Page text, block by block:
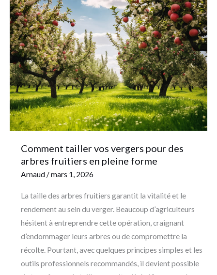
Comment tailler vos vergers pour des
arbres fruitiers en pleine forme
Arnaud/mars 1, 2026
La taille des arbres fruitiers garantit la vitalité et le
rendement au sein du verger. Beaucoup d’agriculteurs
hésitent à entreprendre cette opération, craignant
d’endommager leurs arbres ou de compromettre la
récolte. Pourtant, avec quelques principes simples et les
outils professionnels recommandés, il devient possible
Comment
tailler
vos
vergers
pour
des
arbres
fruitiers
en
pleine